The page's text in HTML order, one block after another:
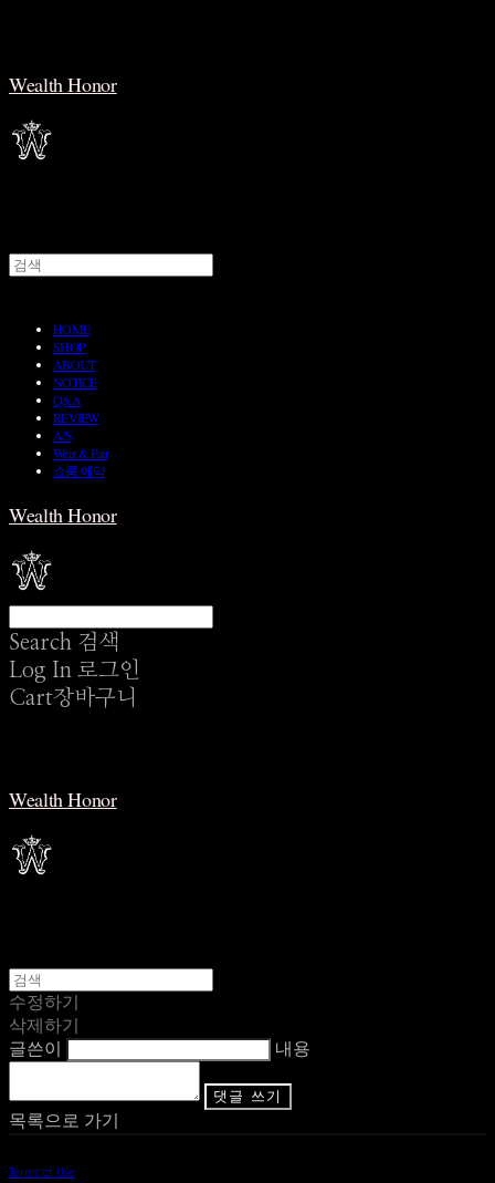
Wealth Honor
HOME
SHOP
ABOUT
NOTICE
Q&A
REVIEW
A/S
Wear & Pair
쇼룸 예약
Wealth Honor
Search 검색
Log In 로그인
Cart장바구니
Wealth Honor
수정하기
삭제하기
글쓴이
내용
댓글 쓰기
목록으로 가기
Terms of Use